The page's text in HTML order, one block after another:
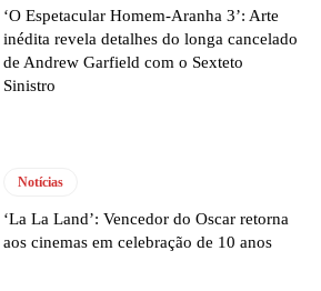
‘O Espetacular Homem-Aranha 3’: Arte
inédita revela detalhes do longa cancelado
de Andrew Garfield com o Sexteto
Sinistro
Notícias
‘La La Land’: Vencedor do Oscar retorna
aos cinemas em celebração de 10 anos